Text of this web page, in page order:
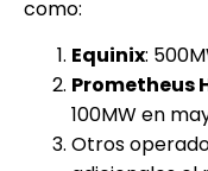
como:
Equinix:
Prometheus
100MW en
Otros